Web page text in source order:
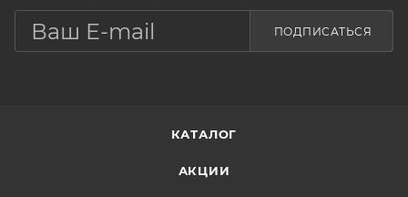
ПОДПИСАТЬСЯ
КАТАЛОГ
АКЦИИ